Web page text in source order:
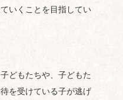
いくことを目指してい
どもたちや、子どもた
を受けている子が逃げ